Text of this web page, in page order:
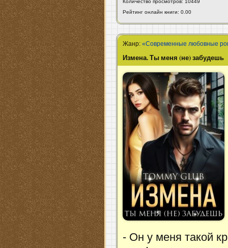
Рейтинг онлайн книги: 0.00
Жанр:«Современные любовные
Измена. Ты меня (не) забудешь
- Он у меня такой